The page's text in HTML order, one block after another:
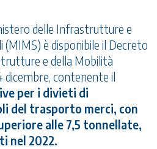
delle Infrastrutture e
è disponibile il Decreto
e della Mobilità
dicembre, contenente il
per i divieti di
del trasporto merci, con
alle 7,5 tonnellate,
nel 2022.